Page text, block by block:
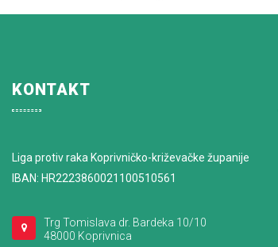
KONTAKT
Liga protiv raka Koprivničko-križevačke županije
IBAN: HR2223860021100510561
Trg Tomislava dr. Bardeka 10/10
48000 Koprivnica